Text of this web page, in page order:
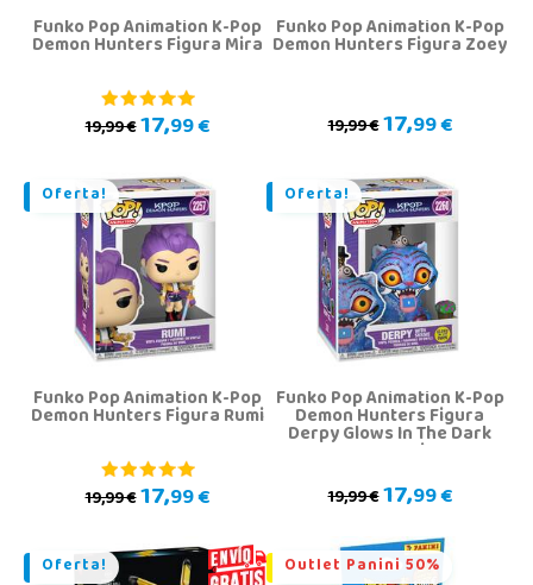
Funko Pop Animation K-Pop
Demon Hunters Figura Mira
19,99 €17,99 €
Funko Pop Animation K-Pop
Demon Hunters Figura Zoey
19,99 €17,99 €
Oferta!
Funko Pop Animation K-Pop
Demon Hunters Figura Rumi
19,99 €17,99 €
Oferta!
Funko Pop Animation K-Pop
Demon Hunters Figura
Derpy Glows In The Dark
con Sussie
19,99 €17,99 €
Oferta! Outlet Panini 50%